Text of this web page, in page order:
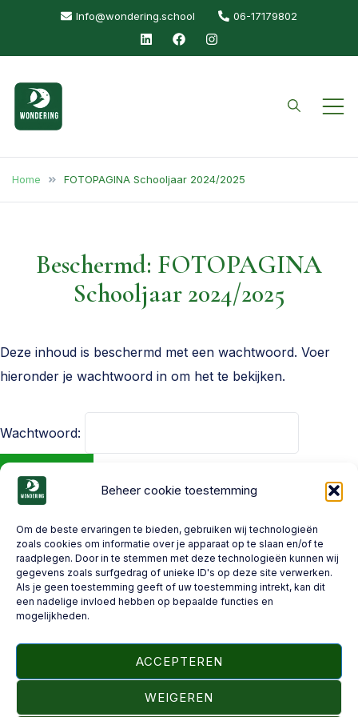
Beheer cookie toestemming
Om de beste ervaringen te bieden, gebruiken wij technologieën
zoals cookies om informatie over je apparaat op te slaan en/of te
raadplegen. Door in te stemmen met deze technologieën kunnen wij
gegevens zoals surfgedrag of unieke ID's op deze site verwerken.
Als je geen toestemming geeft of uw toestemming intrekt, kan dit
een nadelige invloed hebben op bepaalde functies en
mogelijkheden.
ACCEPTEREN
WEIGEREN
Info@wondering.school 06-17179802
Wondering
Home FOTOPAGINA Schooljaar 2024/2025
Beschermd: FOTOPAGINA
Schooljaar 2024/2025
Deze inhoud is beschermd met een wachtwoord. Voer
hieronder je wachtwoord in om het te bekijken.
Wachtwoord:
Wondering
GA NAAR ONS SCHOOLPLAN